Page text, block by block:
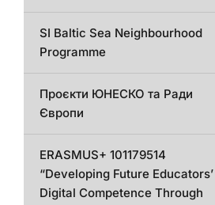
SI Baltic Sea Neighbourhood
Programme
Проєкти ЮНЕСКО та Ради
Європи
ERASMUS+ 101179514
“Developing Future Educators’
Digital Competence Through